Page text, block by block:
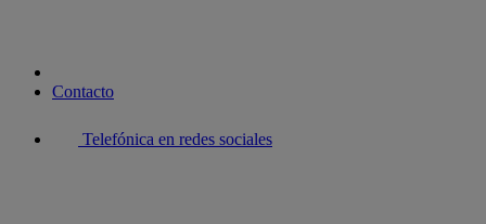
Contacto
Telefónica en redes sociales